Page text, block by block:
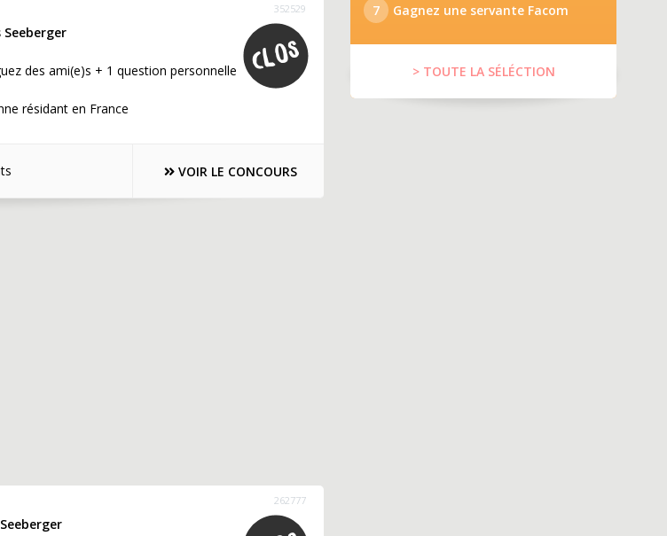
352529
des ami(e)s + 1 question personnelle
résidant en France
VOIR LE CONCOURS
262777
7 Gagnez une servante Facom
> TOUTE LA SÉLÉCTION